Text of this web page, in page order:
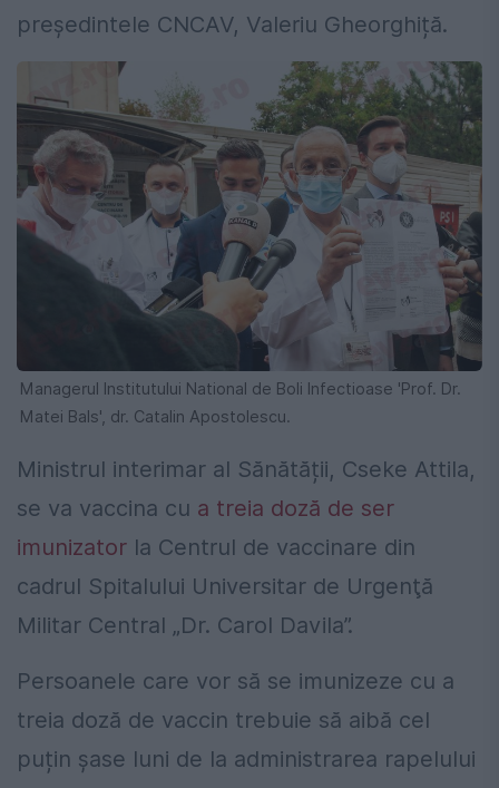
președintele CNCAV, Valeriu Gheorghiță.
Managerul Institutului National de Boli Infectioase 'Prof. Dr.
Matei Bals', dr. Catalin Apostolescu.
Ministrul interimar al Sănătății, Cseke Attila,
se va vaccina cu a treia doză de ser
imunizator la Centrul de vaccinare din
cadrul Spitalului Universitar de Urgenţă
Militar Central „Dr. Carol Davila”.
Persoanele care vor să se imunizeze cu a
treia doză de vaccin trebuie să aibă cel
puțin șase luni de la administrarea rapelului